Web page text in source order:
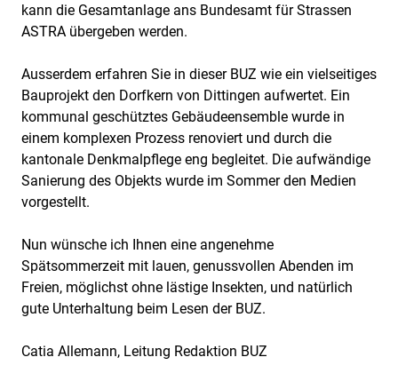
kann die Gesamtanlage ans Bundesamt für Strassen
ASTRA übergeben werden.
Ausserdem erfahren Sie in dieser BUZ wie ein vielseitiges
Bauprojekt den Dorfkern von Dittingen aufwertet. Ein
kommunal geschütztes Gebäudeensemble wurde in
einem komplexen Prozess renoviert und durch die
kantonale Denkmalpflege eng begleitet. Die aufwändige
Sanierung des Objekts wurde im Sommer den Medien
vorgestellt.
Nun wünsche ich Ihnen eine angenehme
Spätsommerzeit mit lauen, genussvollen Abenden im
Freien, möglichst ohne lästige Insekten, und natürlich
gute Unterhaltung beim Lesen der BUZ.
Catia Allemann, Leitung Redaktion BUZ